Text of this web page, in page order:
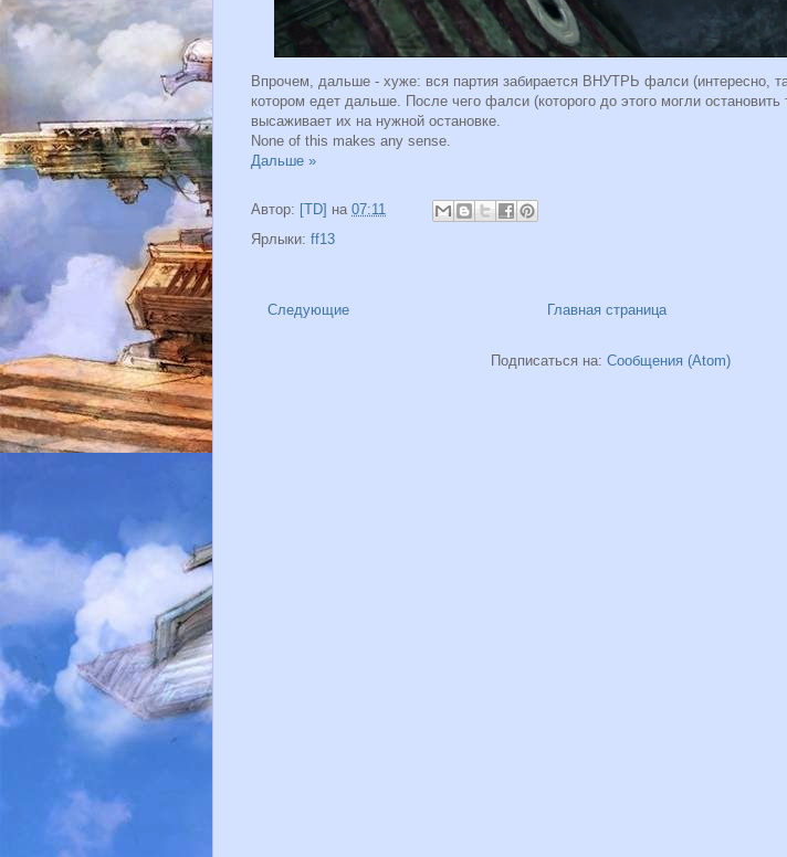
Впрочем, дальше - хуже: вся партия забирается ВНУТРЬ фалси (интересно,
котором едет дальше. После чего фалси (которого до этого могли
высаживает их на нужной остановке.
None of this makes any sense.
Дальше »
Автор: [TD] на 07:11
Ярлыки: ff13
Следующие Главная страница
Подписаться на: Сообщения (Atom)